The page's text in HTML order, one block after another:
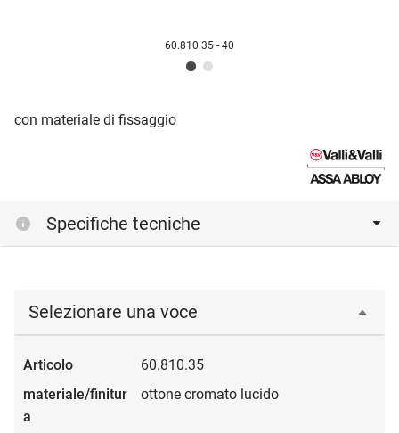
60.810.35 - 40
con materiale di fissaggio
Specifiche tecniche
Selezionare una voce
60.810.35
ottone cromato lucido